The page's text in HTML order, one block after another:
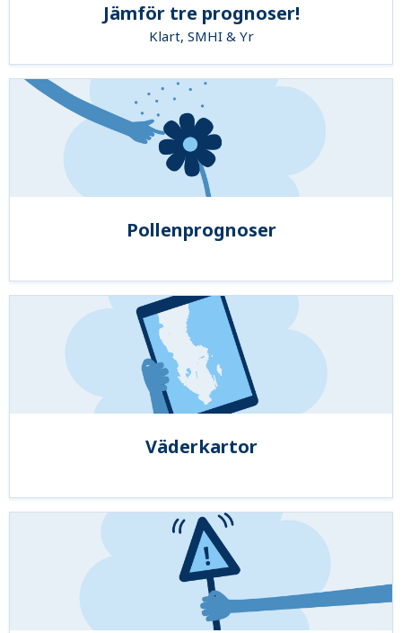
Jämför tre prognoser!
Klart, SMHI & Yr
Pollenprognoser
Väderkartor